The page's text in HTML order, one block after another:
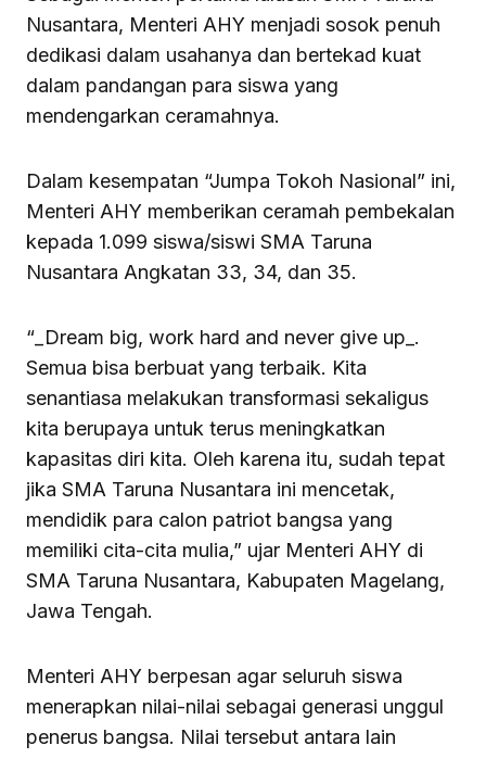
Nusantara, Menteri AHY menjadi sosok penuh
dedikasi dalam usahanya dan bertekad kuat
dalam pandangan para siswa yang
mendengarkan ceramahnya.
Dalam kesempatan “Jumpa Tokoh Nasional” ini,
Menteri AHY memberikan ceramah pembekalan
kepada 1.099 siswa/siswi SMA Taruna
Nusantara Angkatan 33, 34, dan 35.
“_Dream big, work hard and never give up_.
Semua bisa berbuat yang terbaik. Kita
senantiasa melakukan transformasi sekaligus
kita berupaya untuk terus meningkatkan
kapasitas diri kita. Oleh karena itu, sudah tepat
jika SMA Taruna Nusantara ini mencetak,
mendidik para calon patriot bangsa yang
memiliki cita-cita mulia,” ujar Menteri AHY di
SMA Taruna Nusantara, Kabupaten Magelang,
Jawa Tengah.
Menteri AHY berpesan agar seluruh siswa
menerapkan nilai-nilai sebagai generasi unggul
penerus bangsa. Nilai tersebut antara lain